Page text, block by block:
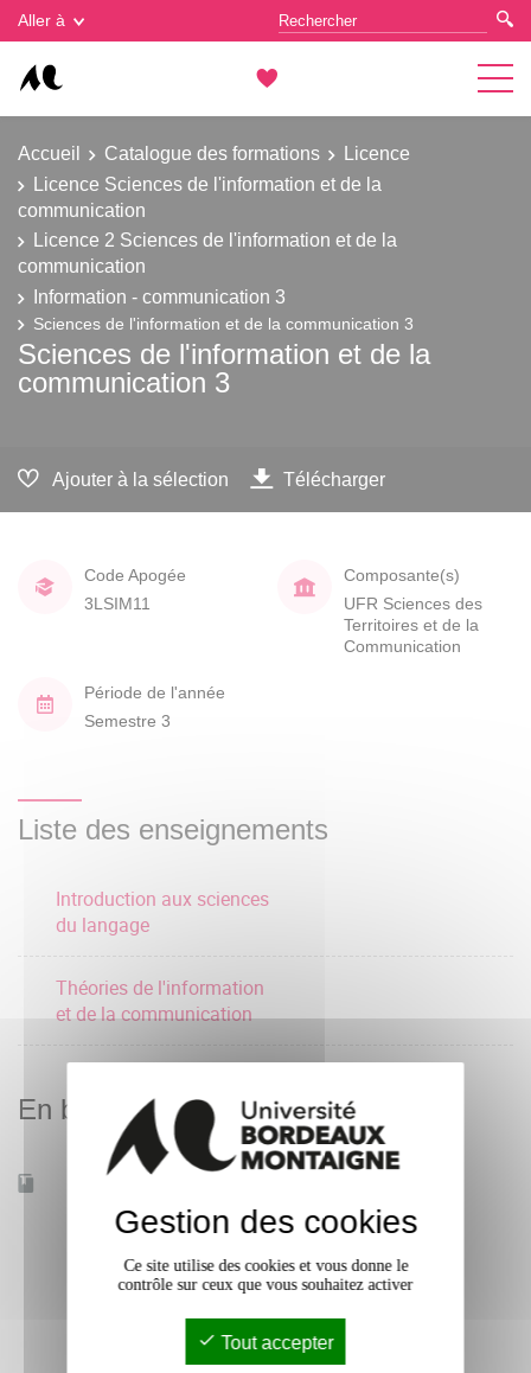
Aller à
Accueil Catalogue des formations
Licence
Licence Sciences de l'information et de la
communication
Licence 2 Sciences de l'information et de la
communication
Information - communication 3
Sciences de l'information et de la communication 3
Sciences de l'information et de la
communication 3
Ajouter à la sélection Télécharger
Code Apogée
3LSIM11
Composante(s)
UFR Sciences des
Territoires et de la
Communication
Période de l'année
Semestre 3
Liste des enseignements
Introduction aux sciences
du langage
Théories de l'information
et de la communication
En bref
Gestion des cookies
Gestion des cookies
Ce site utilise des cookies et vous donne le
contrôle sur ceux que vous souhaitez activer
Tout accepter